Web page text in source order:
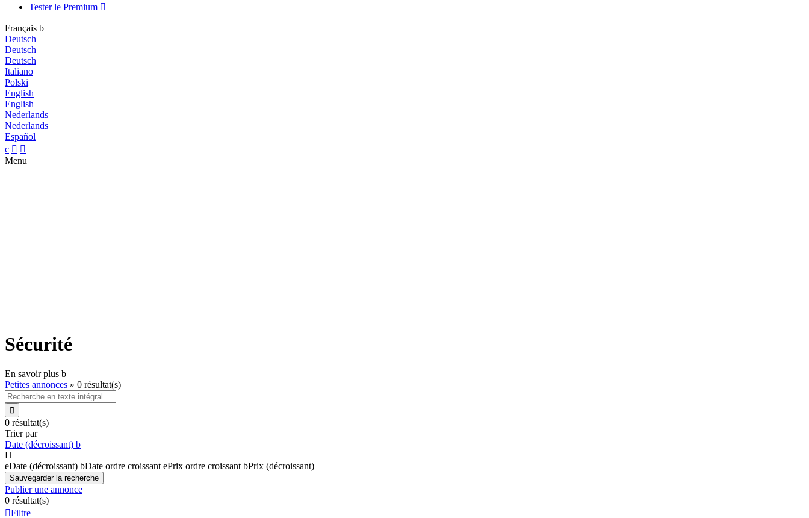
Tester le Premium 
Français b
Deutsch
Deutsch
Deutsch
Italiano
Polski
English
English
Nederlands
Nederlands
Español
c  
Menu
Sécurité
En savoir plus b
Petites annonces » 0 résultat(s)

0 résultat(s)
Trier par
Date (décroissant) b
H
eDate (décroissant) bDate ordre croissant ePrix ordre croissant bPrix (décroissant)
Sauvegarder la recherche
Publier une annonce
0 résultat(s)
Filtre